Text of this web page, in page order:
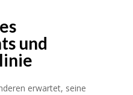
und
erwartet, seine